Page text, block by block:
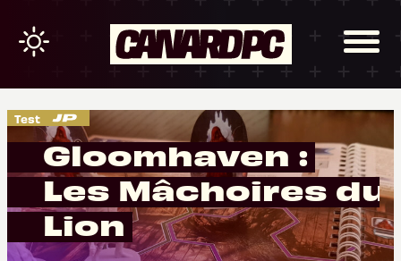
Test
Gloomhaven :
Les Mâchoires du
Lion